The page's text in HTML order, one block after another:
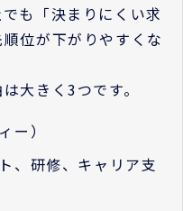
も「決まりにくい求
位が下がりやすくな
大きく3つです。
ー）
、研修、キャリア支